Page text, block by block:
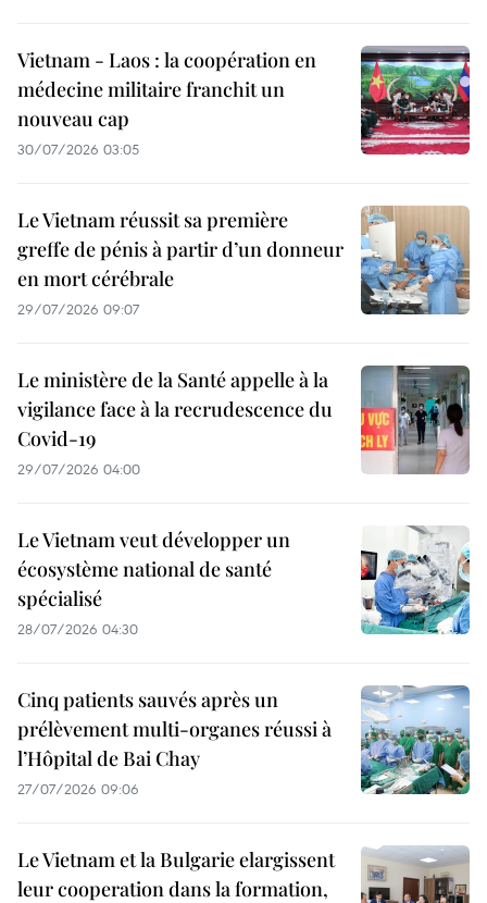
Vietnam - Laos : la coopération en
médecine militaire franchit un
nouveau cap
30/07/2026 03:05
Le Vietnam réussit sa première
greffe de pénis à partir d’un donneur
en mort cérébrale
29/07/2026 09:07
Le ministère de la Santé appelle à la
vigilance face à la recrudescence du
Covid-19
29/07/2026 04:00
Le Vietnam veut développer un
écosystème national de santé
spécialisé
28/07/2026 04:30
Cinq patients sauvés après un
prélèvement multi-organes réussi à
l’Hôpital de Bai Chay
27/07/2026 09:06
Le Vietnam et la Bulgarie elargissent
leur cooperation dans la formation,